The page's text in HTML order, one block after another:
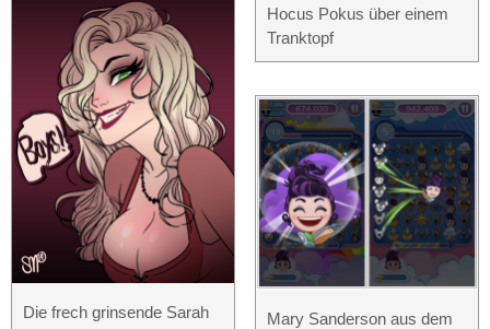
Die frech grinsende Sarah
Hocus Pokus über einem
Tranktopf
Mary Sanderson aus dem